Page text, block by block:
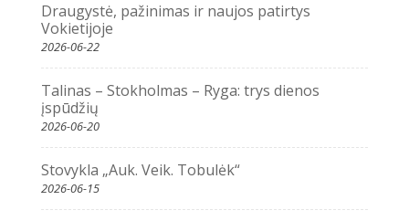
Draugystė, pažinimas ir naujos patirtys
Vokietijoje
2026-06-22
Talinas – Stokholmas – Ryga: trys dienos
įspūdžių
2026-06-20
Stovykla „Auk. Veik. Tobulėk“
2026-06-15